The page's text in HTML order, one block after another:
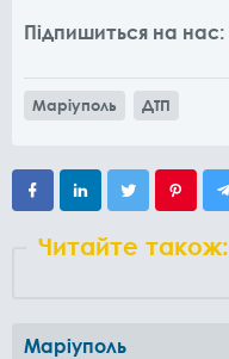
Підпишиться на нас:
Маріуполь ДТП
Читайте також:
Маріуполь